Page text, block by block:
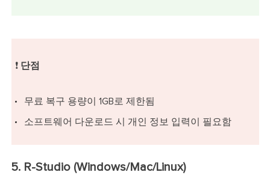
❗ 단점
무료 복구 용량이 1GB로 제한됨
소프트웨어 다운로드 시 개인 정보 입력이 필요함
5. R-Studio (Windows/Mac/Linux)